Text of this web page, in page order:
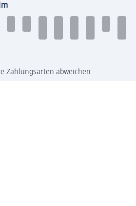
Zahlungsarten abweichen.